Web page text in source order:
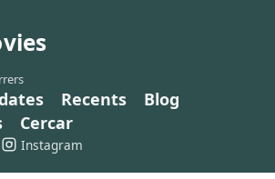
Recents
Blog
Cercar
Instagram